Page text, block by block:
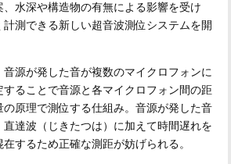
水深や構造物の有無による影響を受け
測できる新しい超音波測位システムを開
源が発した音が複数のマイクロフォンに
ることで音源と各マイクロフォン間の距
原理で測位する仕組み。音源が発した音
達波（じきたつは）に加えて時間遅れを
するため正確な測距が妨げられる。